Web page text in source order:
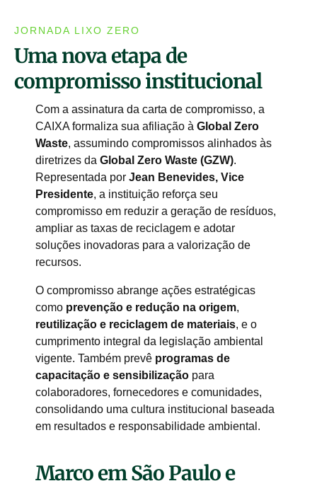
JORNADA LIXO ZERO
Uma nova etapa de
compromisso institucional
Com a assinatura da carta de compromisso, a
CAIXA formaliza sua afiliação à Global Zero
Waste, assumindo compromissos alinhados às
diretrizes da Global Zero Waste (GZW).
Representada por Jean Benevides, Vice
Presidente, a instituição reforça seu
compromisso em reduzir a geração de resíduos,
ampliar as taxas de reciclagem e adotar
soluções inovadoras para a valorização de
recursos.
O compromisso abrange ações estratégicas
como prevenção e redução na origem,
reutilização e reciclagem de materiais, e o
cumprimento integral da legislação ambiental
vigente. Também prevê programas de
capacitação e sensibilização para
colaboradores, fornecedores e comunidades,
consolidando uma cultura institucional baseada
em resultados e responsabilidade ambiental.
Marco em São Paulo e